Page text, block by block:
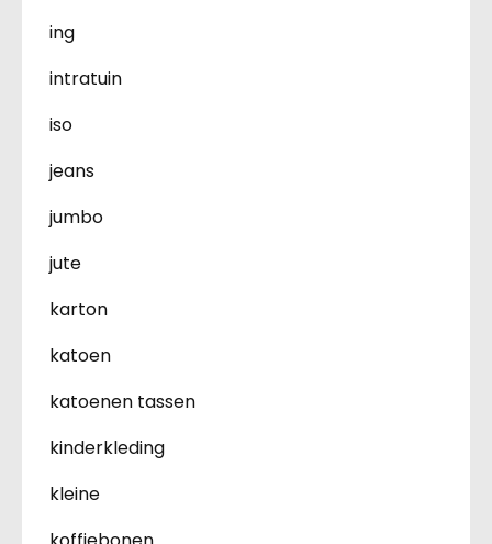
ing
intratuin
iso
jeans
jumbo
jute
karton
katoen
katoenen tassen
kinderkleding
kleine